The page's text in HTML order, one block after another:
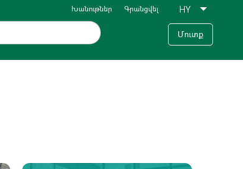
Խանութներ Գրանցվել
Մուտք